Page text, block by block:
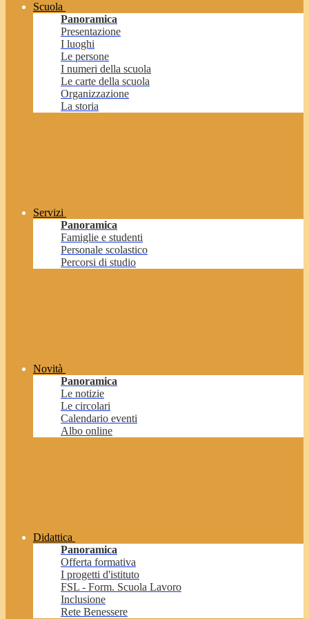
Scuola
Panoramica
Presentazione
I luoghi
Le persone
I numeri della scuola
Le carte della scuola
Organizzazione
La storia
Servizi
Panoramica
Famiglie e studenti
Personale scolastico
Percorsi di studio
Novità
Panoramica
Le notizie
Le circolari
Calendario eventi
Albo online
Didattica
Panoramica
Offerta formativa
I progetti d'istituto
FSL - Form. Scuola Lavoro
Inclusione
Rete Benessere